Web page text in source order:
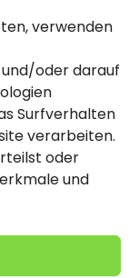
verwenden
oder darauf
Surfverhalten
verarbeiten.
oder
und